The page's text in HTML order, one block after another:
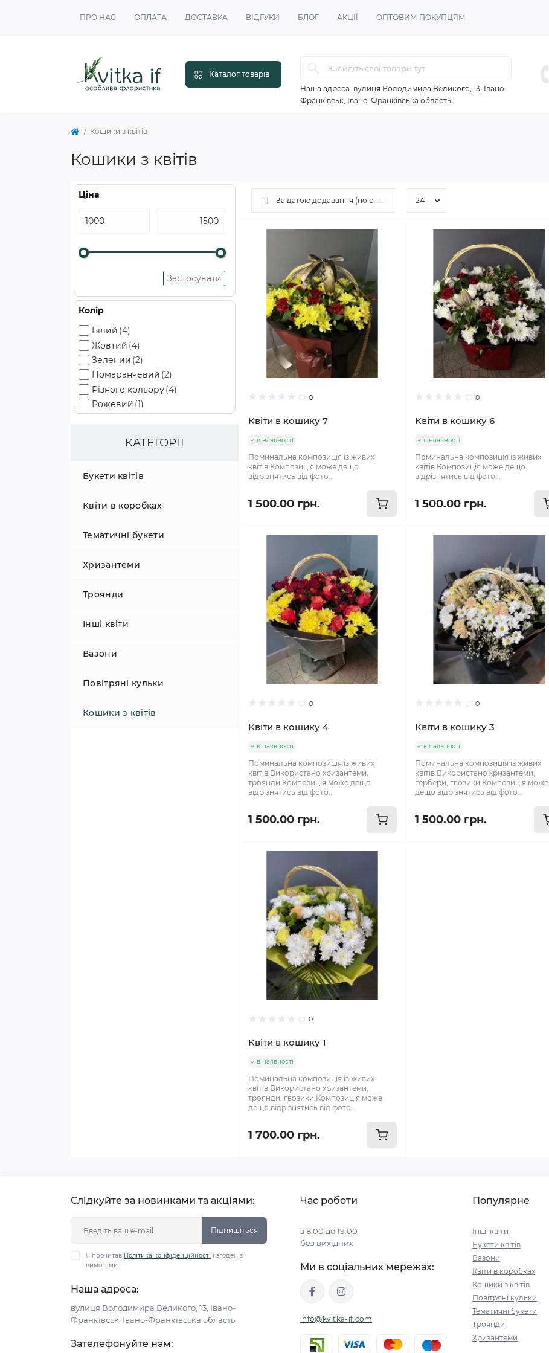
ПРО НАС ОПЛАТА ДОСТАВКА ВІДГУКИ БЛОГ АКЦІЇ ОПТОВИМ ПОКУПЦЯМ
Каталог товарів
Наша адреса: вулиця Володимира Великого, 13, Івано-
Франківськ, Івано-Франківська область
Кошики з квітів
Кошики з квітів
Ціна
Застосувати
Колір
Білий (4)
Жовтий (4)
Зелений (2)
Помаранчевий (2)
Різного кольору(4)
Рожевий (1)
КАТЕГОРІЇ
Букети квітів
Квіти в коробках
Тематичні букети
Хризантеми
Троянди
Інші квіти
Вазони
Повітряні кульки
Кошики з квітів
0
Квіти в кошику 7
в наявності
Поминальна композиція із живих
квітів.Композиція може дещо
відрізнятись від фото...
1 500.00 грн.
0
Квіти в кошику 6
в наявності
Поминальна композиція із живих
квітів.Композиція може дещо
відрізнятись від фото...
1 500.00 грн.
0
Квіти в кошику 4
в наявності
Поминальна композиція із живих
квітів.Використано хризантеми,
троянди.Композиція може дещо
відрізнятись від фото...
1 500.00 грн.
0
Квіти в кошику 3
в наявності
Поминальна композиція із живих
квітів.Використано хризантеми,
гербери, гвозики.Композиція може
дещо відрізнятись від фото...
1 500.00 грн.
0
Квіти в кошику 1
в наявності
Поминальна композиція із живих
квітів.Використано хризантеми,
троянди, гвозики.Композиція може
дещо відрізнятись від фото...
1 700.00 грн.
Слідкуйте за новинками та акціями:
Підпишіться
Я прочитав Політика конфіденційності і згоден з
вимогами
Наша адреса:
вулиця Володимира Великого, 13, Івано-
Франківськ, Івано-Франківська область
Зателефонуйте нам:
Час роботи
з 8.00 до 19.00
без вихідних
Ми в соціальних мережах:
info@kvitka-if.com
Популярне
Інші квіти
Букети квітів
Вазони
Квіти в коробках
Кошики з квітів
Повітряні кульки
Тематичні букети
Троянди
Хризантеми